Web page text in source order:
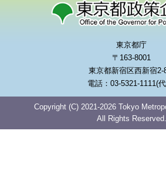
東京都庁
〒163-8001
東京都新宿区西新宿2-
電話：03-5321-1111(
Copyright (C) 2021-2026 Tokyo
All Rights Reserved.